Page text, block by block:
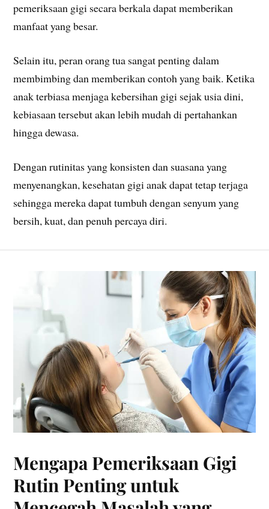
pemeriksaan gigi secara berkala dapat memberikan
manfaat yang besar.
Selain itu, peran orang tua sangat penting dalam
membimbing dan memberikan contoh yang baik. Ketika
anak terbiasa menjaga kebersihan gigi sejak usia dini,
kebiasaan tersebut akan lebih mudah di pertahankan
hingga dewasa.
Dengan rutinitas yang konsisten dan suasana yang
menyenangkan, kesehatan gigi anak dapat tetap terjaga
sehingga mereka dapat tumbuh dengan senyum yang
bersih, kuat, dan penuh percaya diri.
Mengapa Pemeriksaan Gigi
Rutin Penting untuk